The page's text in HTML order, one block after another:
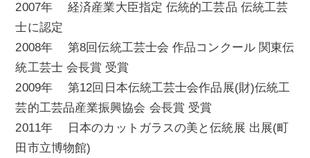
2007年 経済産業大臣指定 伝統的工芸品 伝統工芸
士に認定
2008年 第8回伝統工芸士会 作品コンクール 関東伝
統工芸士 会長賞 受賞
2009年 第12回日本伝統工芸士会作品展(財)伝統工
芸的工芸品産業振興協会 会長賞 受賞
2011年 日本のカットガラスの美と伝統展 出展(町
田市立博物館)